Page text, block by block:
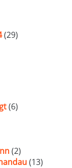
(29)
(6)
(2)
(13)